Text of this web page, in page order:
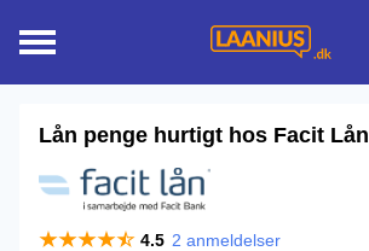
Lån penge hurtigt hos Facit Lån
4.5 2 anmeldelser